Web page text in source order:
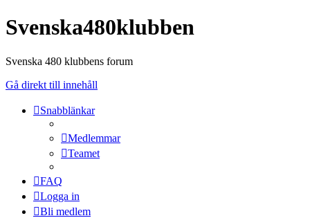
Svenska480klubben
Svenska 480 klubbens forum
Gå direkt till innehåll
Snabblänkar
Medlemmar
Teamet
FAQ
Logga in
Bli medlem